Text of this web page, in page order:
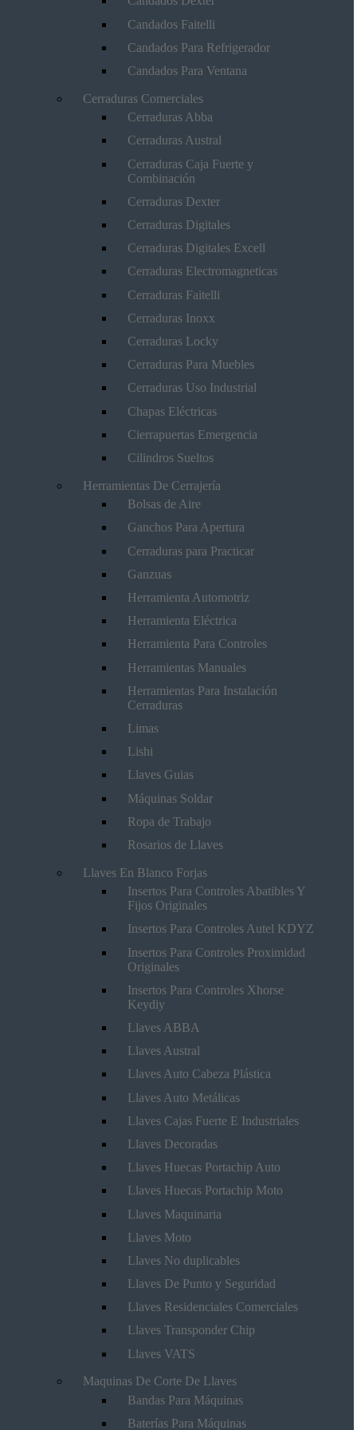
Candados Faitelli
Candados Para Refrigerador
Candados Para Ventana
Cerraduras Comerciales
Cerraduras Abba
Cerraduras Austral
Cerraduras Caja Fuerte y
Combinación
Cerraduras Dexter
Cerraduras Digitales
Cerraduras Digitales Excell
Cerraduras Electromagneticas
Cerraduras Faitelli
Cerraduras Inoxx
Cerraduras Locky
Cerraduras Para Muebles
Cerraduras Uso Industrial
Chapas Eléctricas
Cierrapuertas Emergencia
Cilindros Sueltos
Herramientas De Cerrajería
Bolsas de Aire
Ganchos Para Apertura
Cerraduras para Practicar
Ganzuas
Herramienta Automotriz
Herramienta Eléctrica
Herramienta Para Controles
Herramientas Manuales
Herramientas Para Instalación
Cerraduras
Limas
Lishi
Llaves Guias
Máquinas Soldar
Ropa de Trabajo
Rosarios de Llaves
Llaves En Blanco Forjas
Insertos Para Controles Abatibles Y
Fijos Originales
Insertos Para Controles Autel KDYZ
Insertos Para Controles Proximidad
Originales
Insertos Para Controles Xhorse
Keydiy
Llaves ABBA
Llaves Austral
Llaves Auto Cabeza Plástica
Llaves Auto Metálicas
Llaves Cajas Fuerte E Industriales
Llaves Decoradas
Llaves Huecas Portachip Auto
Llaves Huecas Portachip Moto
Llaves Maquinaria
Llaves Moto
Llaves No duplicables
Llaves De Punto y Seguridad
Llaves Residenciales Comerciales
Llaves Transponder Chip
Llaves VATS
Maquinas De Corte De Llaves
Bandas Para Máquinas
Baterías Para Máquinas